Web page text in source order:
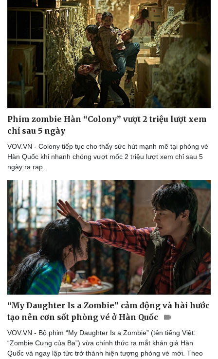
Sức khỏe
Dinh dưỡng - món ngon
Cây thuốc
Sản phụ khoa
Nam khoa
Làm đẹp - giảm cân
Phòng mạch online
Ăn sạch sống khỏe
Nhà đẹp
Blog
Phim zombie Hàn “Colony” vượt 2 triệu lượt xem
chỉ sau 5 ngày
VOV.VN - Colony tiếp tục cho thấy sức hút mạnh mẽ tại phòng vé
Hàn Quốc khi nhanh chóng vượt mốc 2 triệu lượt xem chỉ sau 5
ngày ra rạp.
“My Daughter Is a Zombie” cảm động và hài hước
tạo nên cơn sốt phòng vé ở Hàn Quốc
VOV.VN - Bộ phim “My Daughter Is a Zombie” (tên tiếng Việt:
“Zombie Cưng của Ba”) vừa chính thức ra mắt khán giả Hàn
Quốc và ngay lập tức trở thành hiện tượng phòng vé mới. Theo